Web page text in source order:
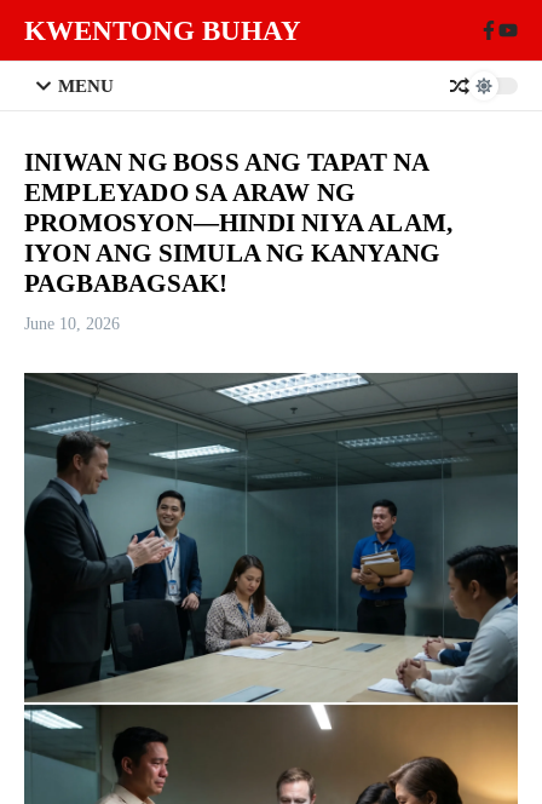
KWENTONG BUHAY
MENU
INIWAN NG BOSS ANG TAPAT NA
EMPLEYADO SA ARAW NG
PROMOSYON—HINDI NIYA ALAM,
IYON ANG SIMULA NG KANYANG
PAGBABAGSAK!
June 10, 2026